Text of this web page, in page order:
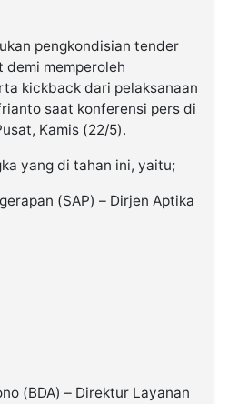
pengkondisian tender
memperoleh
kickback dari pelaksanaan
saat konferensi pers di
Kamis (22/5).
yang di tahan ini, yaitu;
(SAP) – Dirjen Aptika
(BDA) – Direktur Layanan